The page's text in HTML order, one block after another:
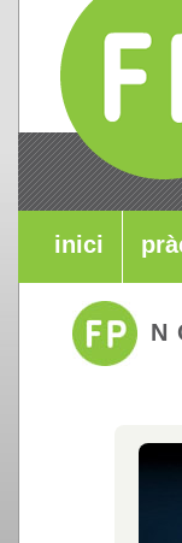
inici